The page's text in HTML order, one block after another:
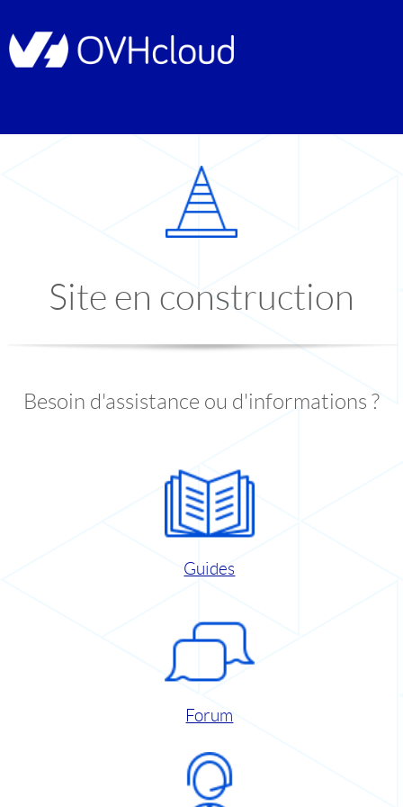
Site en construction
Besoin d'assistance ou d'informations ?
Guides
Forum